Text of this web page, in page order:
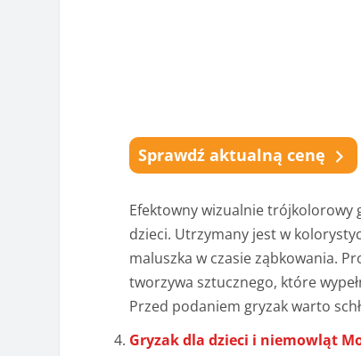
Sprawdź aktualną cenę
Efektowny wizualnie trójkolorowy
dzieci. Utrzymany jest w
maluszka w czasie ząbkowania.
tworzywa sztucznego, które
Przed podaniem gryzak warto
Gryzak dla dzieci i niemowląt